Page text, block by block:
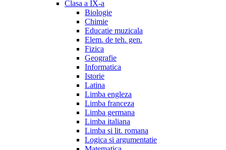
Clasa a IX-a
Biologie
Chimie
Educatie muzicala
Elem. de teh. gen.
Fizica
Geografie
Informatica
Istorie
Latina
Limba engleza
Limba franceza
Limba germana
Limba italiana
Limba si lit. romana
Logica si argumentatie